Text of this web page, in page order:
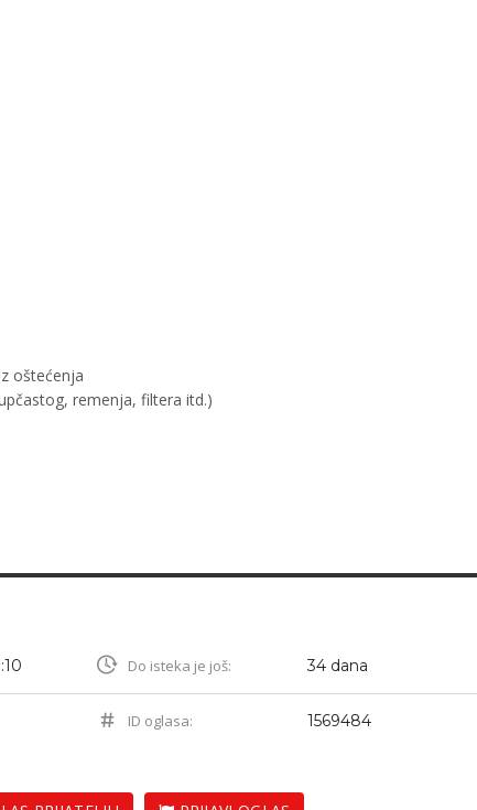
oštećenja
remenja, filtera itd.)
Do isteka je još: 34 dana
ID oglasa: 1569484